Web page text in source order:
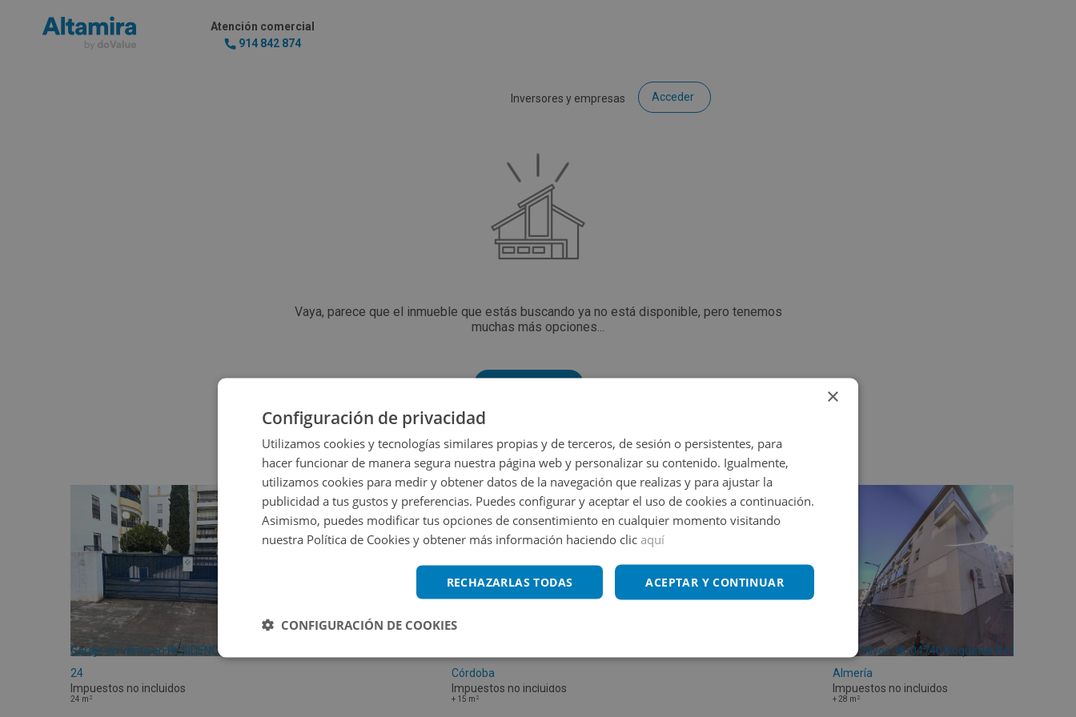
Atención comercial
914 842 874
Inversores y empresas Acceder
Vaya, parece que el inmueble que estás buscando ya no está disponible, pero tenemos
muchas más opciones...
Garaje en venta en RESIDENCIAL ALBOLAFIA
24
Impuestos no incluidos
24 m 2
Córdoba
Impuestos no incluidos
+ 15 m 2
Calle Olivos 38, 04740 Roquetas De Mar -
Almería
Impuestos no incluidos
+28 m 2
×
Configuración de privacidad
Utilizamos cookies y tecnologías similares propias y de terceros, de sesión o persistentes, para
hacer funcionar de manera segura nuestra página web y personalizar su contenido. Igualmente,
utilizamos cookies para medir y obtener datos de la navegación que realizas y para ajustar la
publicidad a tus gustos y preferencias. Puedes configurar y aceptar el uso de cookies a continuación.
Asimismo, puedes modificar tus opciones de consentimiento en cualquier momento visitando
nuestra Política de Cookies y obtener más información haciendo clic aquí
ACEPTAR Y CONTINUAR
RECHAZARLAS TODAS
CONFIGURACIÓN DE COOKIES